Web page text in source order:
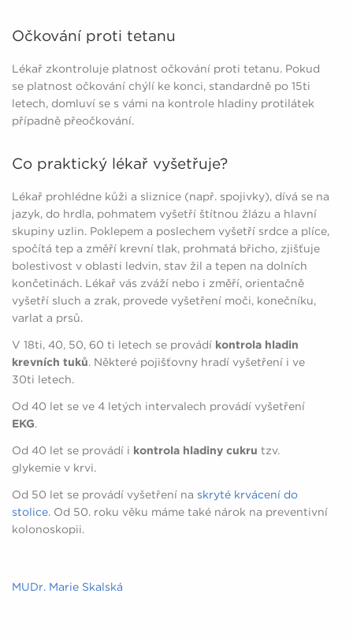
Očkování proti tetanu
Lékař zkontroluje platnost očkování proti tetanu. Pokud
se platnost očkování chýlí ke konci, standardně po 15ti
letech, domluví se s vámi na kontrole hladiny protilátek
případně přeočkování.
Co praktický lékař vyšetřuje?
Lékař prohlédne kůži a sliznice (např. spojivky), dívá se na
jazyk, do hrdla, pohmatem vyšetří štítnou žlázu a hlavní
skupiny uzlin. Poklepem a poslechem vyšetří srdce a plíce,
spočítá tep a změří krevní tlak, prohmatá břicho, zjišťuje
bolestivost v oblasti ledvin, stav žil a tepen na dolních
končetinách. Lékař vás zváží nebo i změří, orientačně
vyšetří sluch a zrak, provede vyšetření moči, konečníku,
varlat a prsů.
V 18ti, 40, 50, 60 ti letech se provádí kontrola hladin
krevních tuků. Některé pojišťovny hradí vyšetření i ve
30ti letech.
Od 40 let se ve 4 letých intervalech provádí vyšetření
EKG.
Od 40 let se provádí i kontrola hladiny cukru tzv.
glykemie v krvi.
Od 50 let se provádí vyšetření na skryté krvácení do
stolice. Od 50. roku věku máme také nárok na preventivní
kolonoskopii.
MUDr. Marie Skalská